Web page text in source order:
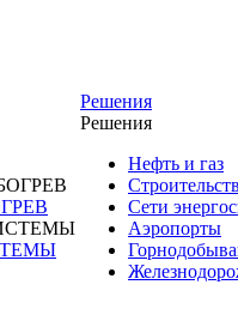
Решения
Решения
Нефть и газ
Сети
Аэропорты